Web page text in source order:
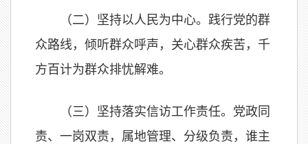
（二）坚持以人民为中心。践行党的群
众路线，倾听群众呼声，关心群众疾苦，千
方百计为群众排忧解难。
（三）坚持落实信访工作责任。党政同
责、一岗双责，属地管理、分级负责，谁主